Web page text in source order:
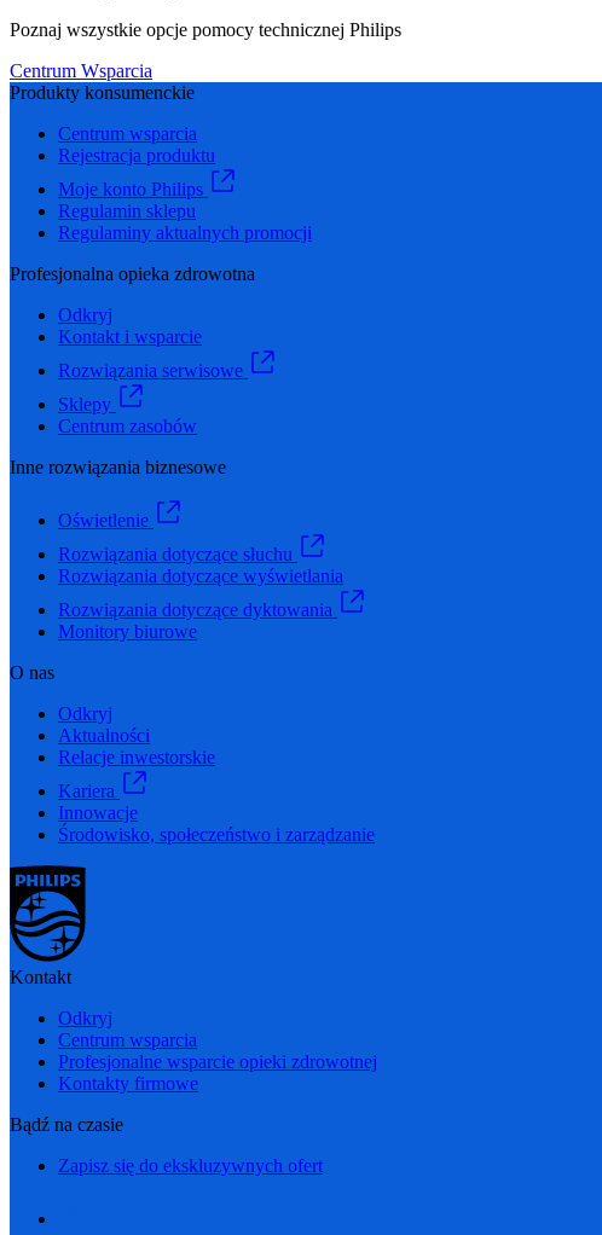
Poznaj wszystkie opcje pomocy technicznej Philips
Centrum Wsparcia
Produkty konsumenckie
Centrum wsparcia
Rejestracja produktu
Moje konto Philips
Regulamin sklepu
Regulaminy aktualnych promocji
Profesjonalna opieka zdrowotna
Odkryj
Kontakt i wsparcie
Rozwiązania serwisowe
Sklepy
Centrum zasobów
Inne rozwiązania biznesowe
Oświetlenie
Rozwiązania dotyczące słuchu
Rozwiązania dotyczące wyświetlania
Rozwiązania dotyczące dyktowania
Monitory biurowe
O nas
Odkryj
Aktualności
Relacje inwestorskie
Kariera
Innowacje
Środowisko, społeczeństwo i zarządzanie
Kontakt
Odkryj
Centrum wsparcia
Profesjonalne wsparcie opieki zdrowotnej
Kontakty firmowe
Bądź na czasie
Zapisz się do ekskluzywnych ofert